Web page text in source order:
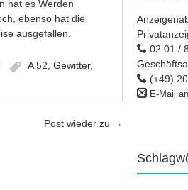
hat es Werden
ebenso hat die
ausgefallen.
A 52 Gewitter,
Post wieder zu →
02 01 /
(+49)
E-Mail